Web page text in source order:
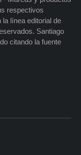
respectivos
línea editorial de
Santiago
citando la fuente